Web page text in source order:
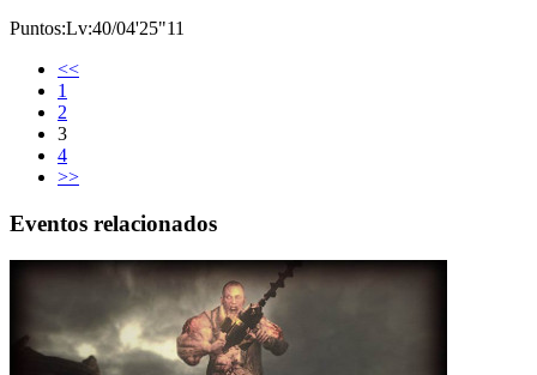
Puntos:Lv:40/04'25"11
<<
1
2
3
4
>>
Eventos relacionados